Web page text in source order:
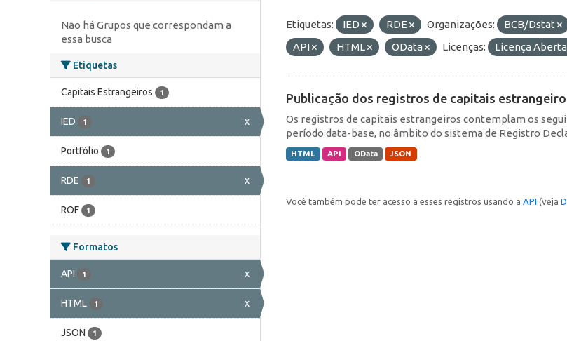
Não há Grupos que correspondam a
essa busca
Etiquetas
Capitais Estrangeiros 1
IED 1 x
Portfólio 1
RDE 1 x
ROF 1
Formatos
API 1 x
HTML 1 x
JSON 1
Etiquetas: IED RDE Organizações: BCB/Dstat
API
HTML OData Licenças: Licença
Publicação dos registros de capitais
Os registros de capitais estrangeiros contemplam os
período data-base, no âmbito do sistema de Registro
HTML API OData JSON
Você também pode ter acesso a esses registros usando a API (veja